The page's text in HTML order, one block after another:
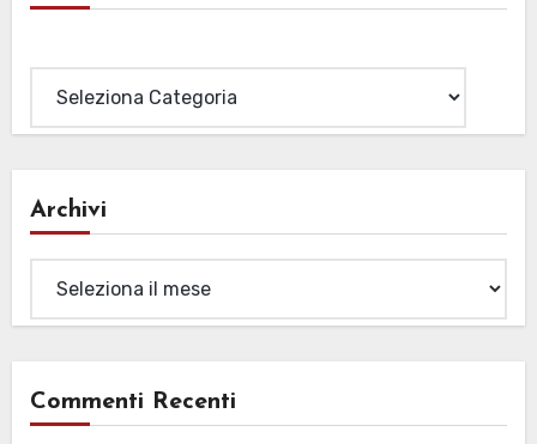
Archivi
Commenti Recenti